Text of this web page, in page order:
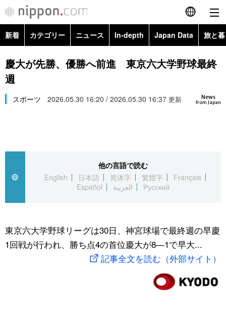
English
简体字
Русский
カテゴリー
経済・ビジネス
国際
文化
トップ
アーカイブ
In-depth
Japan Data
動画/Live
新着 カテゴリー ニュース In-depth Japan Data 旅と
政治・外交
経済・ビジネス
スポーツ・東京2020
Topics
慶大が先勝、優勝へ前進 東京六大学野球最終
週
News
from Japan
スポーツ 2026.05.30 16:20 / 2026.05.30 16:37 更新
他の言語で読む
English
日本語 简体字 繁體字
Français
Español
العربية Русский
東京六大学野球リーグは30日、神宮球場で最終週の早慶
1回戦が行われ、勝ち点4の首位慶大が8―1で早大...
記事全文を読む（外部サイト）